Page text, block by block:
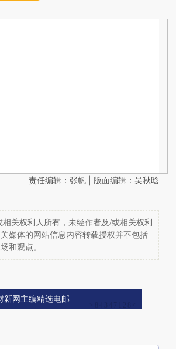
责任编辑：张帆 | 版面编辑：吴秋晗
关权利人所有，未经作者及/或相关权利
媒体的网站信息内容转载授权并不包括
和观点。
新网主编精选电邮